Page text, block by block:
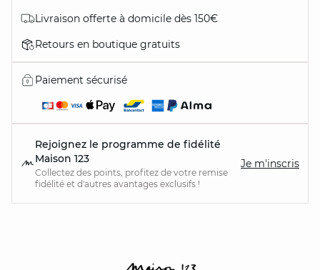
Livraison offerte à domicile dès 150€
Retours en boutique gratuits
Paiement sécurisé
Rejoignez le programme de fidélité
Maison 123
Collectez des points, profitez de votre remise
fidélité et d'autres avantages exclusifs !
Je m'inscris